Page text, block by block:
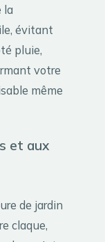
la
évitant
pluie,
votre
même
et aux
de jardin
claque,